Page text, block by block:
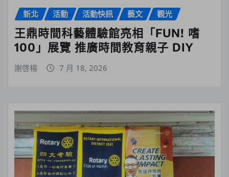
新北 活動 活動快訊 藝文 觀光
王鼎時間科藝體驗館亮相「FUN! 嗜
100」展覽 推廣時間教育親子 DIY
謝啓楊 7 月 18, 2026